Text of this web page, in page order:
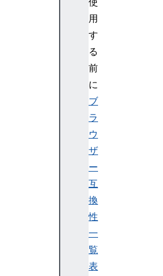
用
す
る
前
に
ブ
ラ
ウ
ザ
ー
互
換
性
一
覧
表